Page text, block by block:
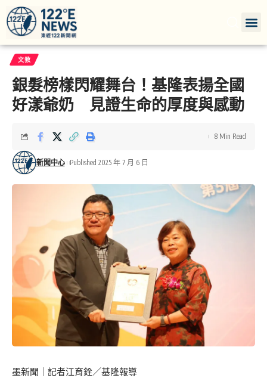
文教
銀髮榜樣閃耀舞台！基隆表揚全國
好漾爺奶 見證生命的厚度與感動
新聞中心 Published 2025 年 7 月 6 日
8 Min Read
墨新聞 ｜記者江育銓／基隆報導